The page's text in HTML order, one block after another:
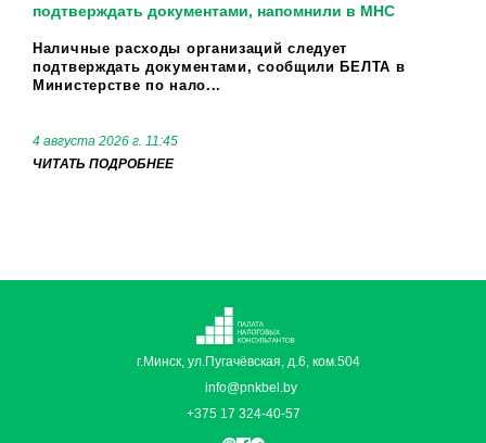
подтверждать документами, напомнили в МНС
Наличные расходы организаций следует
подтверждать документами, сообщили БЕЛТА в
Министерстве по нало...
4 августа 2026 г. 11:45
ЧИТАТЬ ПОДРОБНЕЕ
г.Минск, ул.Пугачёвская, д.6, ком.504
info@pnkbel.by
+375 17 324-40-57